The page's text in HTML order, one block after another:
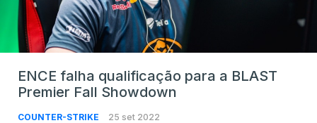
ENCE falha qualificação para a BLAST
Premier Fall Showdown
COUNTER-STRIKE 25 set 2022